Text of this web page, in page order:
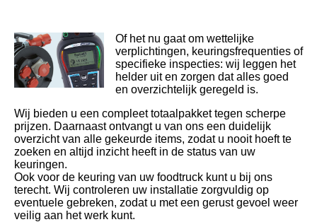
Of het nu gaat om wettelijke
verplichtingen, keuringsfrequenties of
specifieke inspecties: wij leggen het
helder uit en zorgen dat alles goed
en overzichtelijk geregeld is.
Wij bieden u een compleet totaalpakket tegen scherpe
prijzen. Daarnaast ontvangt u van ons een duidelijk
overzicht van alle gekeurde items, zodat u nooit hoeft te
zoeken en altijd inzicht heeft in de status van uw
keuringen.
Ook voor de keuring van uw foodtruck kunt u bij ons
terecht. Wij controleren uw installatie zorgvuldig op
eventuele gebreken, zodat u met een gerust gevoel weer
veilig aan het werk kunt.